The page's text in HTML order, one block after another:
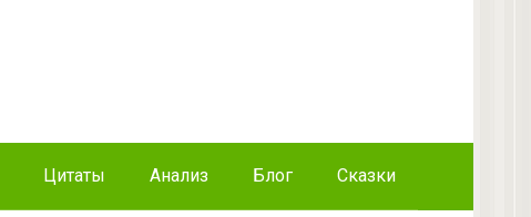
Цитаты Анализ Блог Сказки